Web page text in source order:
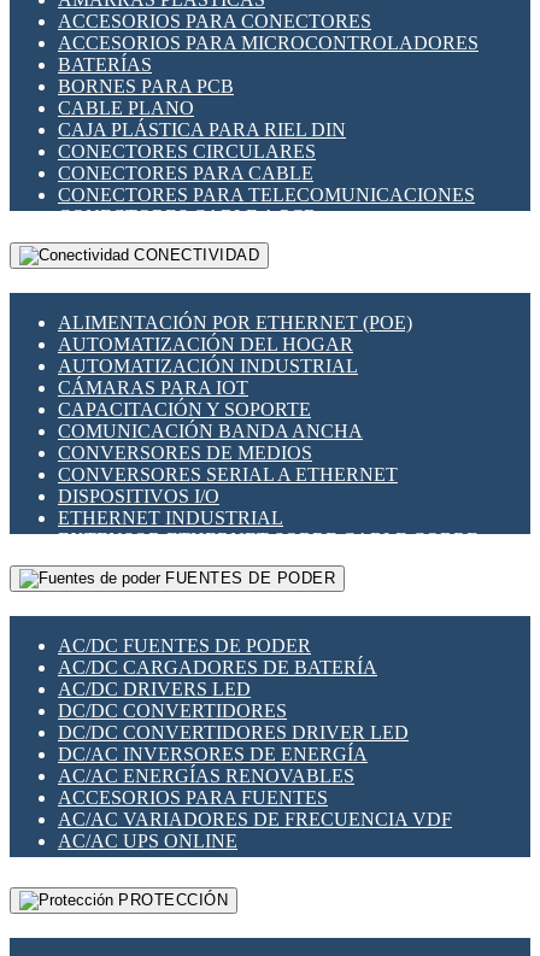
INDICADORES PARA PANEL
INTERFACES DE RELÉ
INTERRUPTORES FIN DE CARRERA
LLAVES CONMUTADORAS
MEDIDORES DE ENERGÍA Y TC'S DE CORRIENTE
MOTORES PASO A PASO
PANTALLAS HMI
PLC -CONTROLADORES LÓGICO PROGRAMABLES
PROGRAMADORES DE HORARIO
RELÉS DE PROTECCIÓN
SENSORES CAPACITIVOS
SENSORES INDUCTIVOS
TEMPORIZADORES
VARIACS
VARIADORES DE FRECUENCIA [VDF]
SECCIONADORES - INTERRUPTORES
MAQUINARIA
ACCESORIOS PARA CONECTORES
ACCESORIOS PARA MICROCONTROLADORES
BATERÍAS
BORNES PARA PCB
CABLE PLANO
CAJA PLÁSTICA PARA RIEL DIN
CONECTORES CIRCULARES
CONECTORES PARA CABLE
CONECTORES PARA TELECOMUNICACIONES
CONECTORES CABLE A PCB
CONECTORES PCB A CABLE
DIP SWITCHES
HERRAMIENTAS VARIAS
ILUMINACIÓN LED
INTERRUPTORES REED
INTERFACES DE RELÉ
OTROS RELÉS
PROTECCIÓN TÉRMICA
RELÉS AUTOMOTRICES
RELÉS DE SEÑAL
RELÉS DE ESTADO SÓLIDO SSR
RELÉS INDUSTRIALES
RELÉS MINIATURA DE POTENCIA
SENSORES MAGNÉTICOS
SWITCH Y MICROSWITCH
TARJETAS PI
UNIÓN Y DERIVACIÓN DE CABLE
CONECTIVIDAD
ALIMENTACIÓN POR ETHERNET (POE)
AUTOMATIZACIÓN DEL HOGAR
AUTOMATIZACIÓN INDUSTRIAL
CÁMARAS PARA IOT
CAPACITACIÓN Y SOPORTE
COMUNICACIÓN BANDA ANCHA
CONVERSORES DE MEDIOS
CONVERSORES SERIAL A ETHERNET
DISPOSITIVOS I/O
ETHERNET INDUSTRIAL
EXTENSOR ETHERNET SOBRE CABLE COBRE
GATEWAY LORAWAN
GESTIÓN DE REDES
PLACAS MODULARES IOT
SWITCHES Y REDES WIFI
SOLUCIONES IOT
SOLUCIONES LORAWAN
SOLUCIONES RED CELULAR
SEGURIDAD PARA REDES
SWITCHES LAN
TELEFONÍA IP (VOIP)
VIGILANCIA IP (CCTV)
MESHTASTIC
FUENTES DE PODER
AC/DC FUENTES DE PODER
AC/DC CARGADORES DE BATERÍA
AC/DC DRIVERS LED
DC/DC CONVERTIDORES
DC/DC CONVERTIDORES DRIVER LED
DC/AC INVERSORES DE ENERGÍA
AC/AC ENERGÍAS RENOVABLES
ACCESORIOS PARA FUENTES
AC/AC VARIADORES DE FRECUENCIA VDF
AC/AC UPS ONLINE
PROTECCIÓN